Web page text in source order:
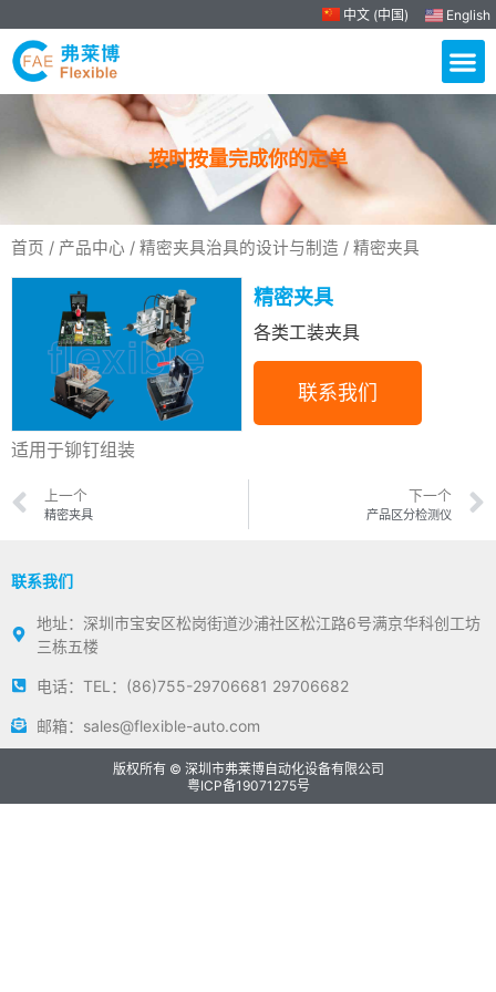
中文 (中国) English
按时按量完成你的定单
首页 / 产品中心 / 精密夹具治具的设计与制造 / 精密夹具
精密夹具
各类工装夹具
联系我们
适用于铆钉组装
上一个
精密夹具
下一个
产品区分检测仪
联系我们
地址：深圳市宝安区松岗街道沙浦社区松江路6号满京华科创工坊
三栋五楼
电话：TEL：(86)755-29706681 29706682
邮箱：sales@flexible-auto.com
版权所有 © 深圳市弗莱博自动化设备有限公司
粤ICP备19071275号